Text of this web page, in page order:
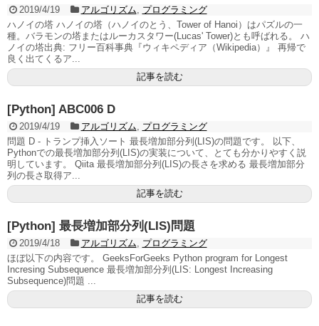
2019/4/19 アルゴリズム, プログラミング
ハノイの塔 ハノイの塔（ハノイのとう、Tower of Hanoi）はパズルの一
種。バラモンの塔またはルーカスタワー(Lucas' Tower)とも呼ばれる。 ハ
ノイの塔出典: フリー百科事典『ウィキペディア（Wikipedia）』 再帰で
良く出てくるア...
記事を読む
[Python] ABC006 D
2019/4/19 アルゴリズム, プログラミング
問題 D - トランプ挿入ソート 最長増加部分列(LIS)の問題です。 以下、
Pythonでの最長増加部分列(LIS)の実装について、とても分かりやすく説
明しています。 Qiita 最長増加部分列(LIS)の長さを求める 最長増加部分
列の長さ取得ア...
記事を読む
[Python] 最長増加部分列(LIS)問題
2019/4/18 アルゴリズム, プログラミング
ほぼ以下の内容です。 GeeksForGeeks Python program for Longest
Incresing Subsequence 最長増加部分列(LIS: Longest Increasing
Subsequence)問題 ...
記事を読む